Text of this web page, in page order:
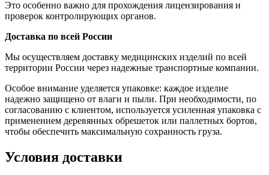
Это особенно важно для прохождения лицензирования и
проверок контролирующих органов.
Доставка по всей России
Мы осуществляем доставку медицинских изделий по всей
территории России через надежные транспортные компании.
Особое внимание уделяется упаковке: каждое изделие
надежно защищено от влаги и пыли. При необходимости, по
согласованию с клиентом, используется усиленная упаковка с
применением деревянных обрешеток или паллетных бортов,
чтобы обеспечить максимальную сохранность груза.
Условия доставки